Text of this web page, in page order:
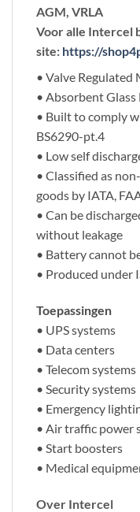
AGM, VRLA
Voor alle Intercel
site: https://
• Valve Regulated
• Absorbent
• Built to comply
BS6290-pt.4
• Low self
• Classified as
goods by IATA,
• Can be
without leakage
• Battery cannot
• Produced under
Toepassingen
• UPS systems
• Data centers
• Telecom systems
• Security systems
• Emergency
• Air traffic power
• Start boosters
• Medical
Over Intercel